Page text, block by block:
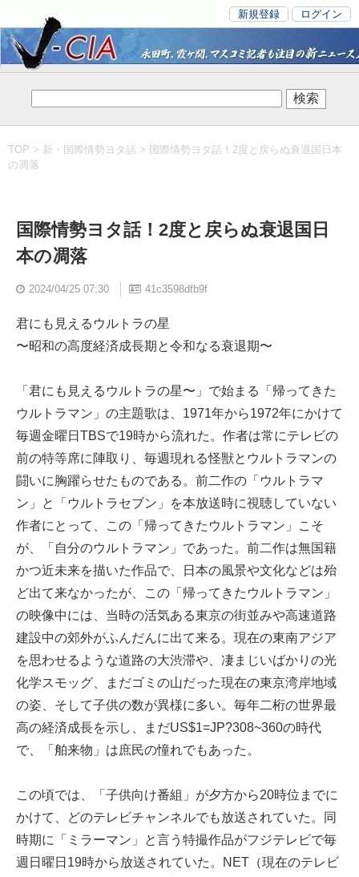
新規登録 ログイン
TOP > 新・国際情勢ヨタ話 > 国際情勢ヨタ話！2度と戻らぬ衰退国日本
の凋落
国際情勢ヨタ話！2度と戻らぬ衰退国日
本の凋落
2024/04/25 07:30 41c3598dfb9f
君にも見えるウルトラの星
〜昭和の高度経済成長期と令和なる衰退期〜
「君にも見えるウルトラの星〜」で始まる「帰ってきた
ウルトラマン」の主題歌は、1971年から1972年にかけて
毎週金曜日TBSで19時から流れた。作者は常にテレビの
前の特等席に陣取り、毎週現れる怪獣とウルトラマンの
闘いに胸躍らせたものである。前二作の「ウルトラマ
ン」と「ウルトラセブン」を本放送時に視聴していない
作者にとって、この「帰ってきたウルトラマン」こそ
が、「自分のウルトラマン」であった。前二作は無国籍
かつ近未来を描いた作品で、日本の風景や文化などは殆
ど出て来なかったが、この「帰ってきたウルトラマン」
の映像中には、当時の活気ある東京の街並みや高速道路
建設中の郊外がふんだんに出て来る。現在の東南アジア
を思わせるような道路の大渋滞や、凄まじいばかりの光
化学スモッグ、まだゴミの山だった現在の東京湾岸地域
の姿、そして子供の数が異様に多い。毎年二桁の世界最
高の経済成長を示し、まだUS$1=JP?308~360の時代
で、「舶来物」は庶民の憧れでもあった。
この頃では、「子供向け番組」が夕方から20時位までに
かけて、どのテレビチャンネルでも放送されていた。同
時期に「ミラーマン」と言う特撮作品がフジテレビで毎
週日曜日19時から放送されていた。NET（現在のテレビ